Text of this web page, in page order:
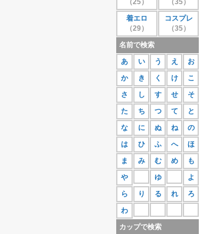
27位蒼井さや
111
28位紗那
109
29位相原美咲
107
30位桜庭あつこ
もっと見る
（25）
（35）
着エロ
（29）
コスプレ
（35）
名前で検索
あ
い う え
お
か
き く け
こ
さ
し す せ
そ
た
ち つ て
と
な
に ぬ ね
の
は
ひ ふ へ
ほ
ま
み む め
も
や
ゆ
よ
ら
り る れ
ろ
わ
カップで検索